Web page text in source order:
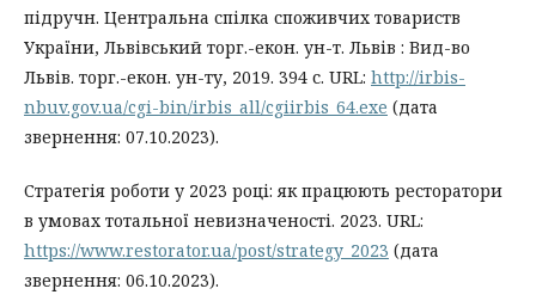
підручн. Центральна спілка споживчих товариств
України, Львівський торг.-екон. ун-т. Львів : Вид-во
Львів. торг.-екон. ун-ту, 2019. 394 с. URL: http://irbis-
nbuv.gov.ua/cgi-bin/irbis_all/cgiirbis_64.exe (дата
звернення: 07.10.2023).
Стратегія роботи у 2023 році: як працюють ресторатори
в умовах тотальної невизначеності. 2023. URL:
https://www.restorator.ua/post/strategy_2023 (дата
звернення: 06.10.2023).